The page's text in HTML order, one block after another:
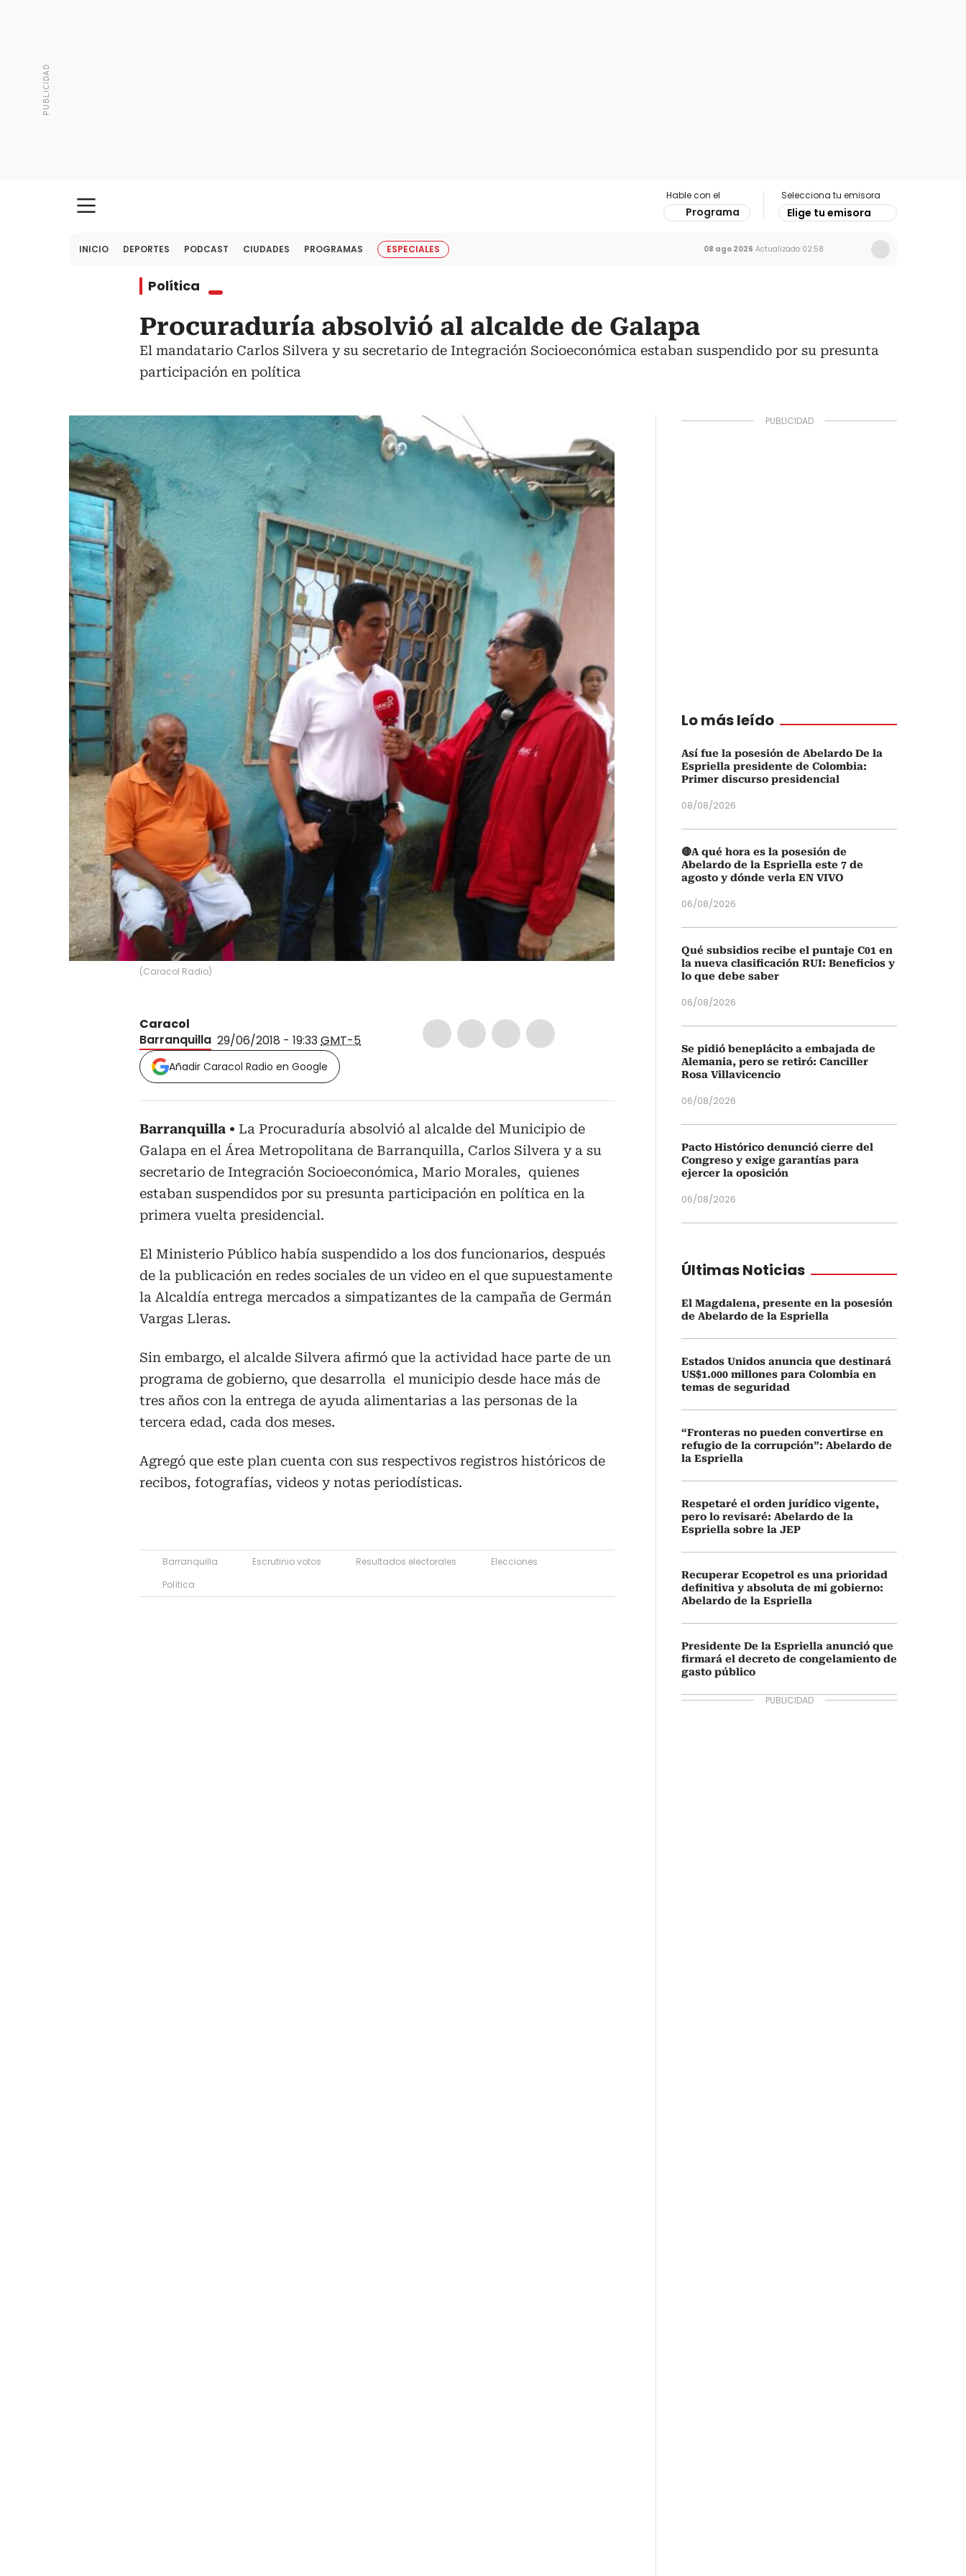
Hable con el
Programa
Selecciona tu emisora
Elige tu emisora
INICIO DEPORTES PODCAST CIUDADES PROGRAMAS ESPECIALES 08 ago 2026 Actualizado 02:58
Política
Procuraduría absolvió al alcalde de Galapa
El mandatario Carlos Silvera y su secretario de Integración Socioeconómica estaban suspendido por su presunta
participación en política
(Caracol Radio)
Caracol
Barranquilla 29/06/2018 - 19:33GMT-5
Añadir Caracol Radio en Google
Barranquilla
La Procuraduría absolvió al alcalde del Municipio de
Galapa en el Área Metropolitana de Barranquilla, Carlos Silvera y a su
secretario de Integración Socioeconómica, Mario Morales, quienes
estaban suspendidos por su presunta participación en política en la
primera vuelta presidencial.
El Ministerio Público había suspendido a los dos funcionarios, después
de la publicación en redes sociales de un video en el que supuestamente
la Alcaldía entrega mercados a simpatizantes de la campaña de Germán
Vargas Lleras.
Sin embargo, el alcalde Silvera afirmó que la actividad hace parte de un
programa de gobierno, que desarrolla el municipio desde hace más de
tres años con la entrega de ayuda alimentarias a las personas de la
tercera edad, cada dos meses.
Agregó que este plan cuenta con sus respectivos registros históricos de
recibos, fotografías, videos y notas periodísticas.
Barranquilla Escrutinio votos Resultados electorales
Elecciones
Política
Lo más leído
Así fue la posesión de Abelardo De la
Espriella presidente de Colombia:
Primer discurso presidencial
08/08/2026
🔴A qué hora es la posesión de
Abelardo de la Espriella este 7 de
agosto y dónde verla EN VIVO
06/08/2026
Qué subsidios recibe el puntaje C01 en
la nueva clasificación RUI: Beneficios y
lo que debe saber
06/08/2026
Se pidió beneplácito a embajada de
Alemania, pero se retiró: Canciller
Rosa Villavicencio
06/08/2026
Pacto Histórico denunció cierre del
Congreso y exige garantías para
ejercer la oposición
06/08/2026
Últimas Noticias
El Magdalena, presente en la posesión
de Abelardo de la Espriella
Estados Unidos anuncia que destinará
US$1.000 millones para Colombia en
temas de seguridad
“Fronteras no pueden convertirse en
refugio de la corrupción”: Abelardo de
la Espriella
Respetaré el orden jurídico vigente,
pero lo revisaré: Abelardo de la
Espriella sobre la JEP
Recuperar Ecopetrol es una prioridad
definitiva y absoluta de mi gobierno:
Abelardo de la Espriella
Presidente De la Espriella anunció que
firmará el decreto de congelamiento de
gasto público